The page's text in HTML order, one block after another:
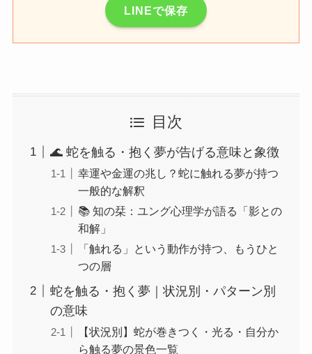
LINEで保存
目次
🌊 蛇を触る・抱く夢が告げる意味と象徴
幸運や金運の兆し？蛇に触れる夢が持つ
一般的な解釈
📚 知の栞：ユング心理学が語る「影との
和解」
「触れる」という動作が持つ、もうひと
つの層
蛇を触る・抱く夢｜状況別・パターン別
の意味
【状況別】蛇が巻きつく・光る・自分か
ら触る夢の景色一覧